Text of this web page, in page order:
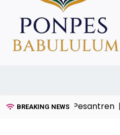
BREAKING NEWS
Umum di Pesantren |